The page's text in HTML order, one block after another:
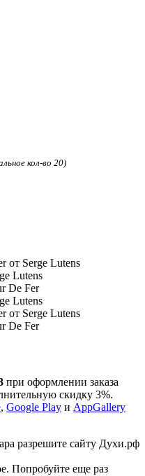
кол-во 20)
при оформлении заказа
скидку 3%.
, Google Play и AppGallery
разрешите сайту Духи.рф
Попробуйте еще раз